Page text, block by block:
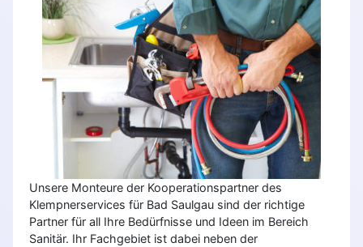
Unsere Monteure der Kooperationspartner des
Klempnerservices für Bad Saulgau sind der richtige
Partner für all Ihre Bedürfnisse und Ideen im Bereich
Sanitär. Ihr Fachgebiet ist dabei neben der